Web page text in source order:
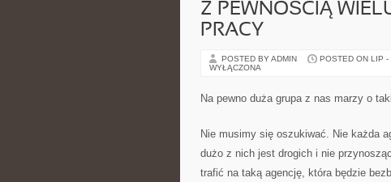
Z PEWNOŚCIĄ
PRACY
POSTED BY ADMIN POSTED ON LIP -
WYŁĄCZONA
Na pewno duża grupa z nas marzy o
Nie musimy się oszukiwać. Nie każda
dużo z nich jest drogich i nie
trafić na taką agencję, która będzie